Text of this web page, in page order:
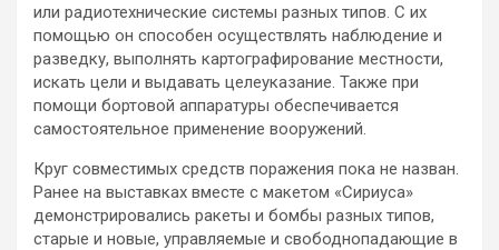
или радиотехнические системы разных типов. С их
помощью он способен осуществлять наблюдение и
разведку, выполнять картографирование местности,
искать цели и выдавать целеуказание. Также при
помощи бортовой аппаратуры обеспечивается
самостоятельное применение вооружений.
Круг совместимых средств поражения пока не назван.
Ранее на выставках вместе с макетом «Сириуса»
демонстрировались ракеты и бомбы разных типов,
старые и новые, управляемые и свободнопадающие в